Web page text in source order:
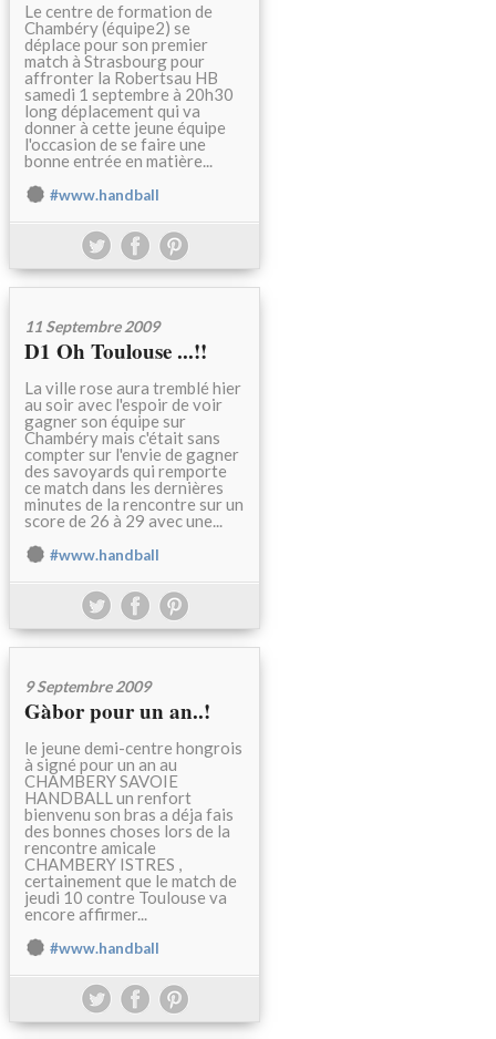
Le centre de formation de
Chambéry (équipe2) se
déplace pour son premier
match à Strasbourg pour
affronter la Robertsau HB
samedi 1 septembre à 20h30
long déplacement qui va
donner à cette jeune équipe
l'occasion de se faire une
bonne entrée en matière...
#www.handball
11 Septembre 2009
D1 Oh Toulouse ...!!
La ville rose aura tremblé hier
au soir avec l'espoir de voir
gagner son équipe sur
Chambéry mais c'était sans
compter sur l'envie de gagner
des savoyards qui remporte
ce match dans les dernières
minutes de la rencontre sur un
score de 26 à 29 avec une...
#www.handball
9 Septembre 2009
Gàbor pour un an..!
le jeune demi-centre hongrois
à signé pour un an au
CHAMBERY SAVOIE
HANDBALL un renfort
bienvenu son bras a déja fais
des bonnes choses lors de la
rencontre amicale
CHAMBERY ISTRES ,
certainement que le match de
jeudi 10 contre Toulouse va
encore affirmer...
#www.handball